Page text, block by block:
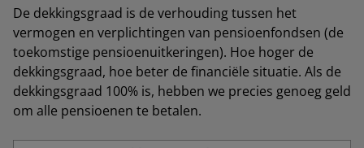
De dekkingsgraad is de verhouding tussen het
vermogen en verplichtingen van pensioenfondsen (de
toekomstige pensioenuitkeringen). Hoe hoger de
dekkingsgraad, hoe beter de financiële situatie. Als de
dekkingsgraad 100% is, hebben we precies genoeg geld
om alle pensioenen te betalen.